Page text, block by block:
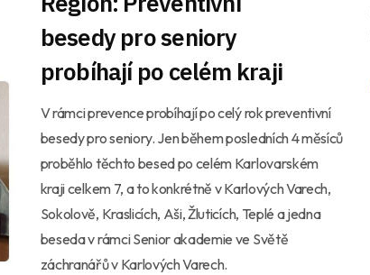
besedy pro seniory
probíhají po celém kraji
V rámci prevence probíhají po celý rok preventivní
besedy pro seniory. Jen během posledních 4 měsíců
proběhlo těchto besed po celém Karlovarském
kraji celkem 7, a to konkrétně v Karlových Varech,
Sokolově, Kraslicích, Aši, Žluticích, Teplé a jedna
beseda v rámci Senior akademie ve Světě
záchranářů v Karlových Varech.